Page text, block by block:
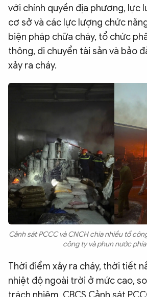
với chính quyền địa phương, lực
cơ sở và các lực lượng chức
biện pháp chữa cháy, tổ chức
thông, di chuyển tài sản và bảo
xảy ra cháy.
Cảnh sát PCCC và CNCH chia nhiều tổ
công ty và phun nước phía
Thời điểm xảy ra cháy, thời tiết
nhiệt độ ngoài trời ở mức cao,